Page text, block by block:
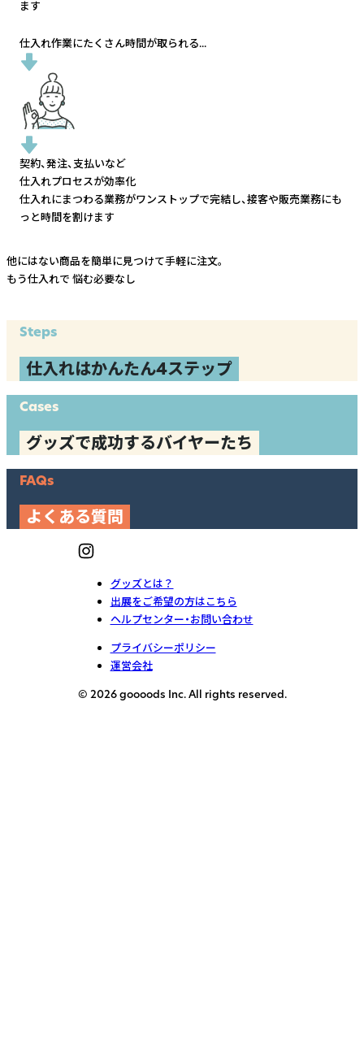
ます
仕入れ作業にたくさん時間が取られる...
契約、発注、支払いなど
仕入れプロセスが効率化
仕入れにまつわる業務がワンストップで完結し、接客や販売業務にも
っと時間を割けます
他にはない商品を簡単に見つけて手軽に注文。
もう仕入れで 悩む必要なし
Steps
仕入れはかんたん4ステップ
Cases
グッズで成功するバイヤーたち
FAQs
よくある質問
グッズとは？
出展をご希望の方はこちら
ヘルプセンター・お問い合わせ
プライバシーポリシー
運営会社
© 2026 goooods Inc. All rights reserved.